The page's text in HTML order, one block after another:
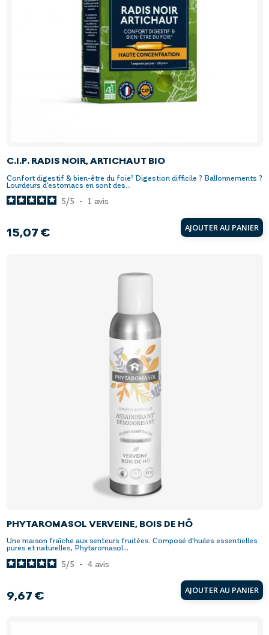
C.I.P. RADIS NOIR, ARTICHAUT BIO
Confort digestif & bien-être du foie² Digestion difficile ? Ballonnements ?
Lourdeurs d'estomacs en sont des...
Prix
15,07 € AJOUTER AU PANIER
5/5 - 1 avis
PHYTAROMASOL VERVEINE, BOIS DE HÔ
Une maison fraîche aux senteurs fruitées. Composé d’huiles essentielles
pures et naturelles, Phytaromasol...
Prix
9,67 € AJOUTER AU PANIER
5/5 - 4 avis